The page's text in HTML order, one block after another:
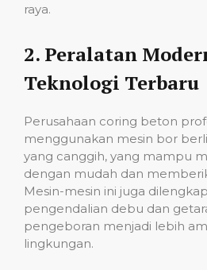
raya.
2. Peralatan
Teknologi Terbaru
Perusahaan coring beton
menggunakan mesin bor
yang canggih, yang mampu
dengan mudah dan
Mesin-mesin ini juga
pengendalian debu dan
pengeboran menjadi lebih
lingkungan.